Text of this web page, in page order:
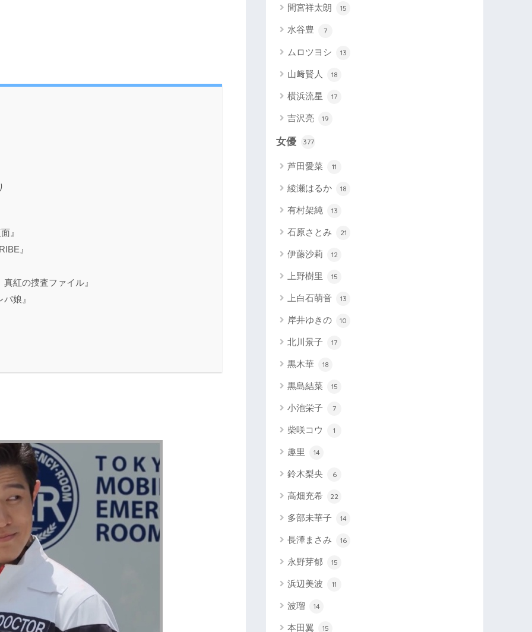
』
』
紅の捜査ファイル』
娘』
間宮祥太朗 15
水谷豊 7
ムロツヨシ 13
山﨑賢人 18
横浜流星 17
吉沢亮 19
女優 377
芦田愛菜 11
綾瀬はるか 18
有村架純 13
石原さとみ 21
伊藤沙莉 12
上野樹里 15
上白石萌音 13
岸井ゆきの 10
北川景子 17
黒木華 18
黒島結菜 15
小池栄子 7
柴咲コウ 1
趣里 14
鈴木梨央 6
高畑充希 22
多部未華子 14
長澤まさみ 16
永野芽郁 15
浜辺美波 11
波瑠 14
本田翼 15